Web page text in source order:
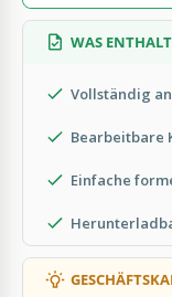
WAS
Vollständig
Bearbeitbare
Einfache